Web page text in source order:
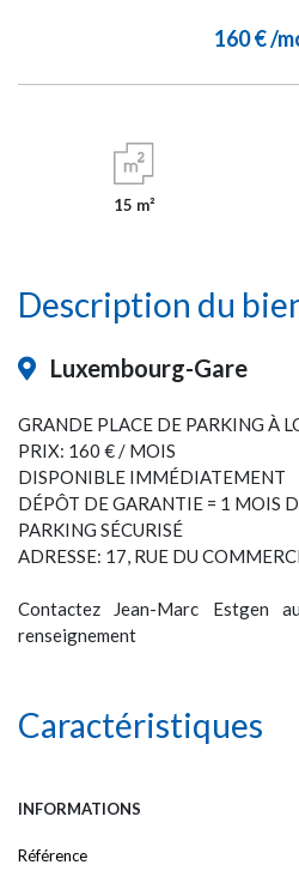
160 € /
15 m²
Description du
Luxembourg-Gare
GRANDE PLACE DE PARKING À
PRIX: 160 € / MOIS
DISPONIBLE IMMÉDIATEMENT
DÉPÔT DE GARANTIE = 1 MOIS
PARKING SÉCURISÉ
ADRESSE: 17, RUE DU
Contactez Jean-Marc Estgen
renseignement
Caractéristiques
INFORMATIONS
Référence